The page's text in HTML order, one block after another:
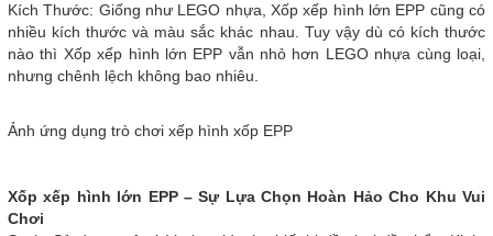
Kích Thước: Giống như LEGO nhựa, Xốp xếp hình lớn EPP cũng có
nhiều kích thước và màu sắc khác nhau. Tuy vậy dù có kích thước
nào thì Xốp xếp hình lớn EPP vẫn nhỏ hơn LEGO nhựa cùng loại,
nhưng chênh lệch không bao nhiêu.
Ảnh ứng dụng trò chơi xếp hình xốp EPP
Xốp xếp hình lớn EPP – Sự Lựa Chọn Hoàn Hảo Cho Khu Vui
Chơi